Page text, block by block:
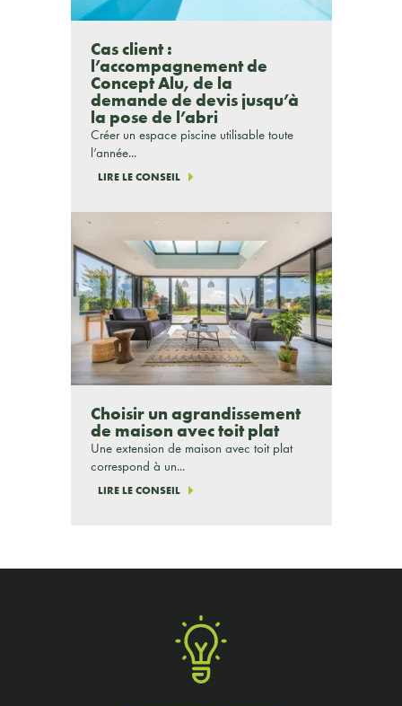
Cas client :
l’accompagnement de
Concept Alu, de la
demande de devis jusqu’à
la pose de l’abri
Créer un espace piscine utilisable toute
l’année...
LIRE LE CONSEIL
Choisir un agrandissement
de maison avec toit plat
Une extension de maison avec toit plat
correspond à un...
LIRE LE CONSEIL